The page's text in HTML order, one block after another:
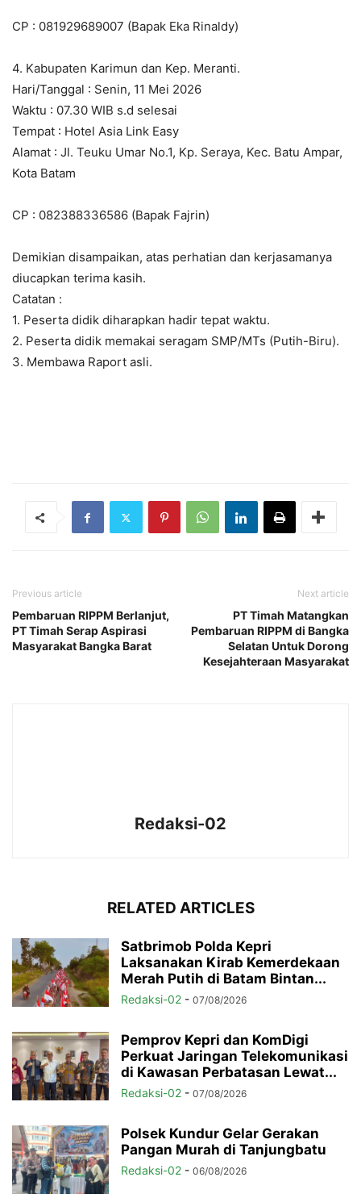
CP : 081929689007 (Bapak Eka Rinaldy)
4. Kabupaten Karimun dan Kep. Meranti.
Hari/Tanggal : Senin, 11 Mei 2026
Waktu : 07.30 WIB s.d selesai
Tempat : Hotel Asia Link Easy
Alamat : Jl. Teuku Umar No.1, Kp. Seraya, Kec. Batu Ampar,
Kota Batam
CP : 082388336586 (Bapak Fajrin)
Demikian disampaikan, atas perhatian dan kerjasamanya
diucapkan terima kasih.
Catatan :
1. Peserta didik diharapkan hadir tepat waktu.
2. Peserta didik memakai seragam SMP/MTs (Putih-Biru).
3. Membawa Raport asli.
Previous article
Pembaruan RIPPM Berlanjut,
PT Timah Serap Aspirasi
Masyarakat Bangka Barat
Next article
PT Timah Matangkan
Pembaruan RIPPM di Bangka
Selatan Untuk Dorong
Kesejahteraan Masyarakat
Redaksi-02
RELATED ARTICLES
Satbrimob Polda Kepri
Laksanakan Kirab Kemerdekaan
Merah Putih di Batam Bintan...
Redaksi-02 - 07/08/2026
Pemprov Kepri dan KomDigi
Perkuat Jaringan Telekomunikasi
di Kawasan Perbatasan Lewat...
Redaksi-02 - 07/08/2026
Polsek Kundur Gelar Gerakan
Pangan Murah di Tanjungbatu
Redaksi-02 - 06/08/2026